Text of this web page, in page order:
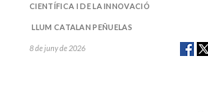
CIENTÍFICA I DE LA INNOVACIÓ
LLUM CATALAN PEÑUELAS
8 de juny de 2026